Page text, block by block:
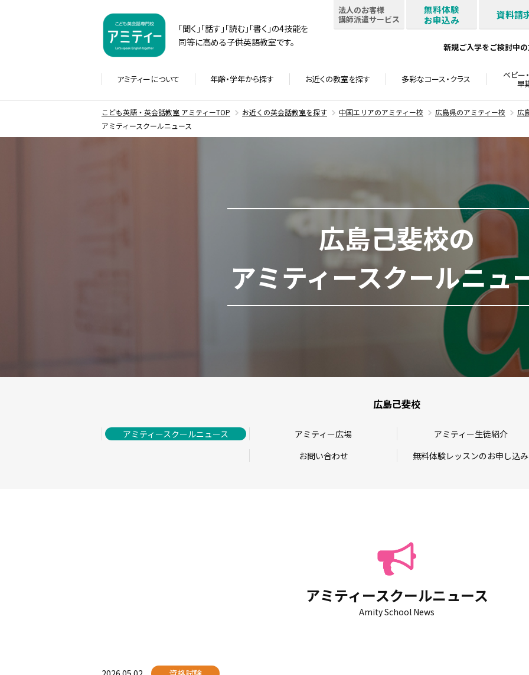
「聞く」「話す」「読む」「書く」の4技能を
同等に高める子供英語教室です。
法人のお客様
講師派遣サービス
無料体験
お申込み
資料請
新規ご入学をご検討中
アミティーについて 年齢・学年から探す お近くの教室を探す 多彩なコース・クラス ベビー
早
こども英語・英会話教室 アミティーTOP お近くの英会話教室を探す 中国エリアのアミティー校 広島県のアミティー校
広
アミティースクールニュース
広島己斐校の
アミティースクールニュ
広島己斐校
アミティースクールニュース アミティー広場 アミティー生徒紹介
お問い合わせ
無料体験レッスンのお申し込み
アミティースクールニュース
Amity School News